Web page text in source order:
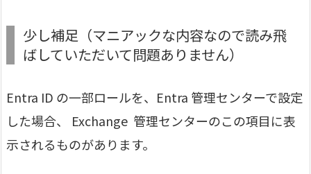
少し補足（マニアックな内容なので読み飛
ばしていただいて問題ありません）
Entra ID の一部ロールを、Entra 管理センターで設定
した場合、 Exchange 管理センターのこの項目に表
示されるものがあります。